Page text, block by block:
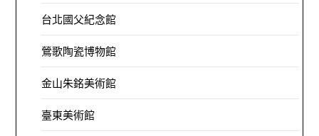
台北國父紀念館
鶯歌陶瓷博物館
金山朱銘美術館
臺東美術館